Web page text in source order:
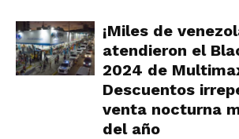
¡Miles de
atendieron el
2024 de
Descuentos
venta nocturna
del año